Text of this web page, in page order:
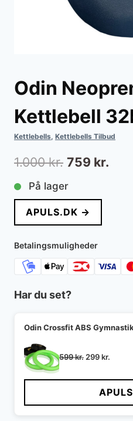
Odin
Kettlebell
Kettlebells, Kettlebells Tilbud
1.000kr. Den
oprindelige
pris
var:
1.000 kr..
759 kr.
På lager
APULS.DK →
Betalingsmuligheder
Har du set?
Odin Crossfit ABS
599kr. Den
pris
599 kr..
299kr.
pris
er:
299